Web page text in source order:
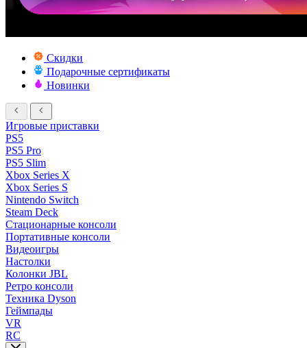
Скидки
Подарочные сертификаты
Новинки
Игровые приставки
PS5
PS5 Pro
PS5 Slim
Xbox Series X
Xbox Series S
Nintendo Switch
Steam Deck
Стационарные консоли
Портативные консоли
Видеоигры
Настолки
Колонки JBL
Ретро консоли
Техника Dyson
Геймпады
VR
RC